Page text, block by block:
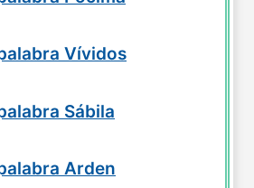
Vívidos
Sábila
Arden